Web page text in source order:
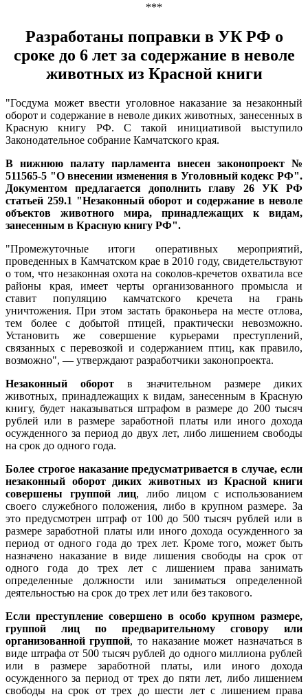
***
Разработаны поправки в УК РФ о
сроке до 6 лет за содержание в неволе
животных из Красной книги
"Госдума может ввести уголовное наказание за незаконный
оборот и содержание в неволе диких животных, занесенных в
Красную книгу РФ. С такой инициативой выступило
Законодательное собрание Камчатского края.
В нижнюю палату парламента внесен законопроект №
511565-5 "О внесении изменения в Уголовный кодекс РФ".
Документом предлагается дополнить главу 26 УК РФ
статьей 259.1 "Незаконный оборот и содержание в неволе
объектов животного мира, принадлежащих к видам,
занесенным в Красную книгу РФ".
"Промежуточные итоги оперативных мероприятий,
проведенных в Камчатском крае в 2010 году, свидетельствуют
о том, что незаконная охота на соколов-кречетов охватила все
районы края, имеет черты организованного промысла и
ставит популяцию камчатского кречета на грань
уничтожения. При этом застать браконьера на месте отлова,
тем более с добытой птицей, практически невозможно.
Установить же совершение курьерами преступлений,
связанных с перевозкой и содержанием птиц, как правило,
возможно", — утверждают разработчики законопроекта.
Незаконный оборот в значительном размере диких
животных, принадлежащих к видам, занесенным в Красную
книгу, будет наказываться штрафом в размере до 200 тысяч
рублей или в размере заработной платы или иного дохода
осужденного за период до двух лет, либо лишением свободы
на срок до одного года.
Более строгое наказание предусматривается в случае, если
незаконный оборот диких животных из Красной книги
совершены группой лиц, либо лицом с использованием
своего служебного положения, либо в крупном размере. За
это предусмотрен штраф от 100 до 500 тысяч рублей или в
размере заработной платы или иного дохода осужденного за
период от одного года до трех лет. Кроме того, может быть
назначено наказание в виде лишения свободы на срок от
одного года до трех лет с лишением права занимать
определенные должности или заниматься определенной
деятельностью на срок до трех лет или без такового.
Если преступление совершено в особо крупном размере,
группой лиц по предварительному сговору или
организованной группой, то наказание может назначаться в
виде штрафа от 500 тысяч рублей до одного миллиона рублей
или в размере заработной платы, или иного дохода
осужденного за период от трех до пяти лет, либо лишением
свободы на срок от трех до шести лет с лишением права